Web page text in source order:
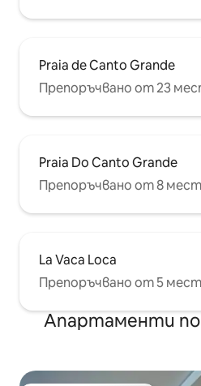
Praia de Canto Grande
Препоръчвано от 23
Praia Do Canto Grande
Препоръчвано от 8
La Vaca Loca
Препоръчвано от 5
Апартаменти